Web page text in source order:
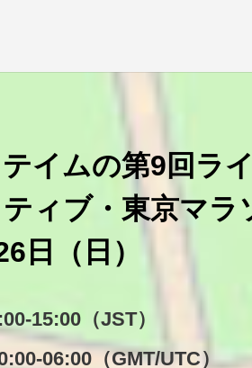
イムの第9回ラ
ィブ・東京マラ
日（日）
15:00（JST）
06:00（GMT/UTC）